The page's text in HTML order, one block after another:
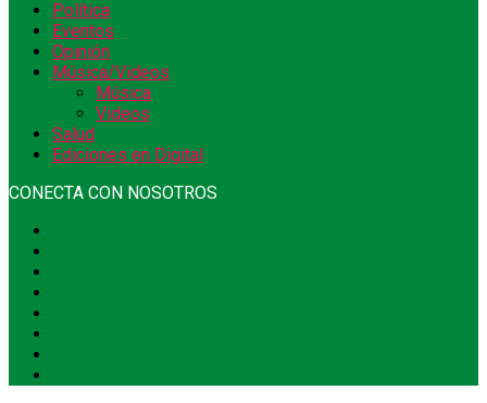
Política
Eventos
Opinión
Música/Videos
Música
Videos
Salud
Ediciones en Digital
CONECTA CON NOSOTROS